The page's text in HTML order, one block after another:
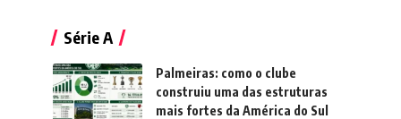
Série A
Palmeiras: como o clube
construiu uma das estruturas
mais fortes da América do Sul